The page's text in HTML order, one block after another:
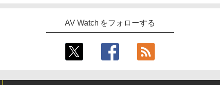
AV Watch をフォローする